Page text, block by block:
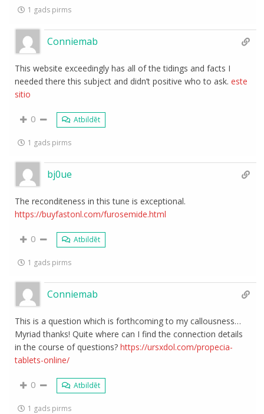
1 gads pirms
Conniemab
This website exceedingly has all of the tidings and facts I
needed there this subject and didn’t positive who to ask.este
sitio
0 Atbildēt
1 gads pirms
bj0ue
The reconditeness in this tune is exceptional.
https://buyfastonl.com/furosemide.html
0 Atbildēt
1 gads pirms
Conniemab
This is a question which is forthcoming to my callousness…
Myriad thanks! Quite where can I find the connection details
in the course of questions?https://ursxdol.com/propecia-
tablets-online/
0 Atbildēt
1 gads pirms